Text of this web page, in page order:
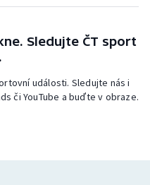
Sledujte ČT sport
události. Sledujte nás i
či YouTube a buďte v obraze.